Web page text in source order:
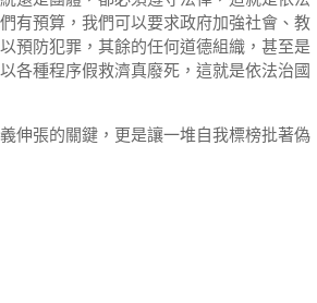
有預算，我們可以要求政府加強社會、教
預防犯罪，其餘的任何道德組織，甚至是
各種程序假救濟真廢死，這就是依法治國
伸張的關鍵，更是讓一堆自我標榜批著偽